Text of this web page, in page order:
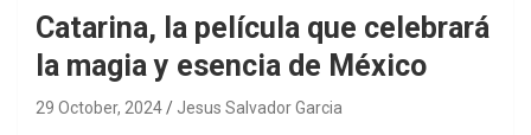
Catarina, la película que celebrará
la magia y esencia de México
29 October, 2024 Jesus Salvador Garcia